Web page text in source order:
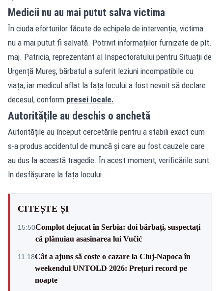
Medicii nu au mai putut salva victima
În ciuda eforturilor făcute de echipele de intervenție, victima
nu a mai putut fi salvată. Potrivit informațiilor furnizate de plt.
maj. Patricia, reprezentant al Inspectoratului pentru Situații de
Urgență Mureș, bărbatul a suferit leziuni incompatibile cu
viața, iar medicul aflat la fața locului a fost nevoit să declare
decesul, conform presei locale.
Autoritățile au deschis o anchetă
Autoritățile au început cercetările pentru a stabili exact cum
s-a produs accidentul de muncă și care au fost cauzele care
au dus la această tragedie. În acest moment, verificările sunt
în desfășurare la fața locului.
CITEȘTE ȘI
15:50Complot dejucat în Serbia: doi bărbați, suspectați
că plănuiau asasinarea lui Vučić
11:18Cât a ajuns să coste o cazare la Cluj-Napoca în
weekendul UNTOLD 2026: Prețuri record pe
noapte